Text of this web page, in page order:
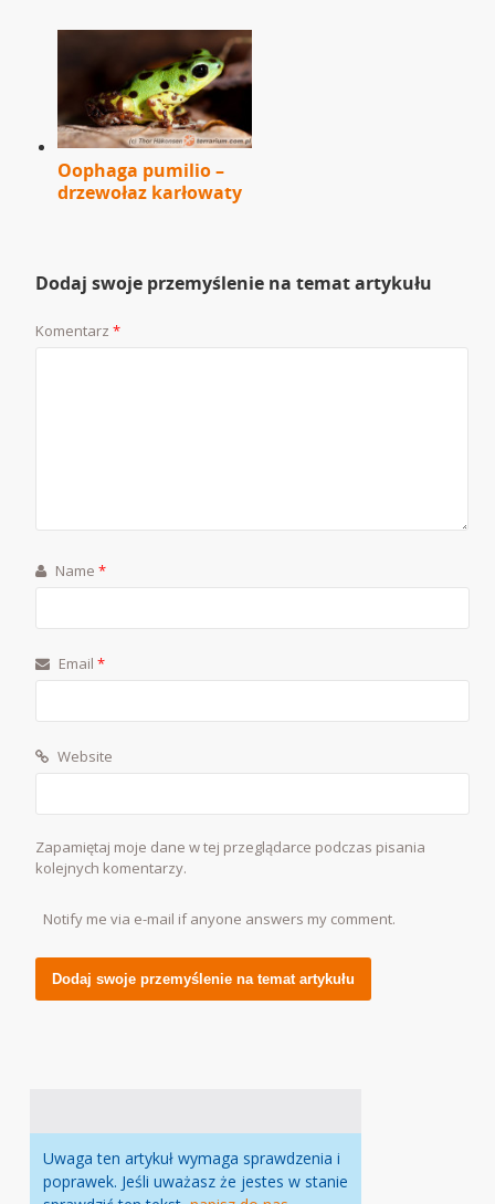
Oophaga pumilio –
drzewołaz karłowaty
Dodaj swoje przemyślenie na temat artykułu
Komentarz*
Name*
Email*
Website
Zapamiętaj moje dane w tej przeglądarce podczas pisania
kolejnych komentarzy.
Notify me via e-mail if anyone answers my comment.
Uwaga ten artykuł wymaga sprawdzenia i
poprawek. Jeśli uważasz że jestes w stanie